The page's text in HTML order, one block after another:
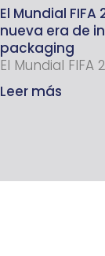
El Mundial
nueva era de
packaging
El Mundial
Leer más